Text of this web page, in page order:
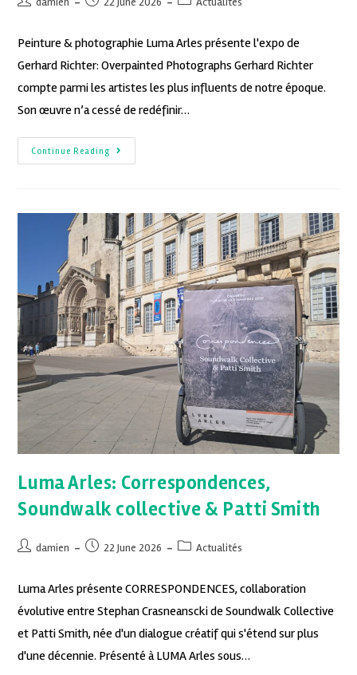
Peinture & photographie Luma Arles présente l'expo de
Gerhard Richter: Overpainted Photographs Gerhard Richter
compte parmi les artistes les plus influents de notre époque.
Son œuvre n’a cessé de redéfinir…
Continue Reading
Luma Arles: Correspondences,
Soundwalk collective & Patti Smith
damien 22 June 2026 Actualités
Luma Arles présente CORRESPONDENCES, collaboration
évolutive entre Stephan Crasneanscki de Soundwalk Collective
et Patti Smith, née d'un dialogue créatif qui s'étend sur plus
d'une décennie. Présenté à LUMA Arles sous…